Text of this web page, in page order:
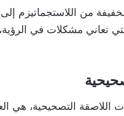
من اللاستجماتيزم
تعاني مشكلات في
اللاصقة التصحيحية، هي